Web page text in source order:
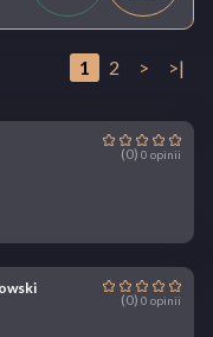
1 2 > >|
(0) 0 opinii
(0) 0 opinii